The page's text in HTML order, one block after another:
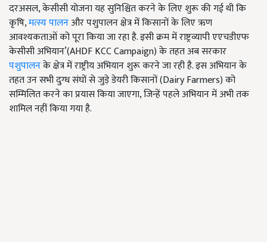
दरअसल, केसीसी योजना यह सुनिश्चित करने के लिए शुरू की गई थी कि
कृषि,मत्स्य पालनऔर पशुपालन क्षेत्र में किसानों के लिए ऋण
आवश्यकताओं को पूरा किया जा रहा है. इसी क्रम में राष्ट्रव्यापी एएचडीएफ
केसीसी अभियान’(AHDF KCC Campaign) के तहत अब सरकार
पशुपालनके क्षेत्र में राष्ट्रीय अभियान शुरू करने जा रही है. इस अभियान के
तहत उन सभी दुग्ध संघों से जुड़े डेयरी किसानों (Dairy Farmers) को
सम्मिलित करने का प्रयास किया जाएगा, जिन्हें पहले अभियान में अभी तक
शामिल नहीं किया गया है.